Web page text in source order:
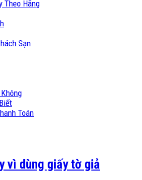
Theo Hãng
Sạn
Toán
vì dùng giấy tờ giả